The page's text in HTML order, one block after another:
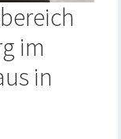
im
in